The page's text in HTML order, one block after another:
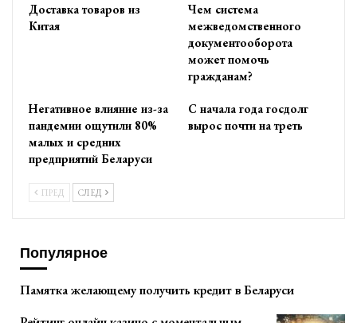
Доставка товаров из
Китая
Чем система
межведомственного
документооборота
может помочь
гражданам?
Негативное влияние из-за
пандемии ощутили 80%
малых и средних
предприятий Беларуси
С начала года госдолг
вырос почти на треть
ПРЕД СЛЕД
Популярное
Памятка желающему получить кредит в Беларуси